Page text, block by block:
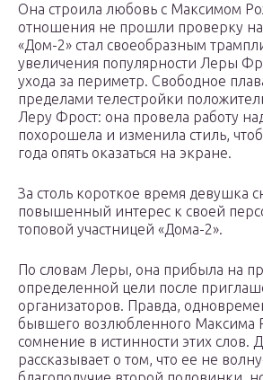
Она строила любовь с Максимом
отношения не прошли проверку на
«Дом-2» стал своеобразным
увеличения популярности Леры
ухода за периметр. Свободное
пределами телестройки
Леру Фрост: она провела работу
похорошела и изменила стиль,
года опять оказаться на экране.
За столь короткое время девушка
повышенный интерес к своей
топовой участницей «Дома-2».
По словам Леры, она прибыла на
определенной цели после
организаторов. Правда,
бывшего возлюбленного Максима
сомнение в истинности этих слов.
рассказывает о том, что ее не